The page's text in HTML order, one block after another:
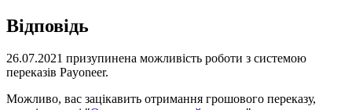
Відповідь
26.07.2021 призупинена можливість роботи з системою
переказів Payoneer.
Можливо, вас зацікавить отримання грошового переказу,